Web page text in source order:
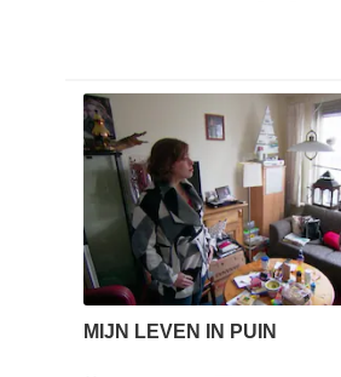
MIJN LEVEN IN PUIN